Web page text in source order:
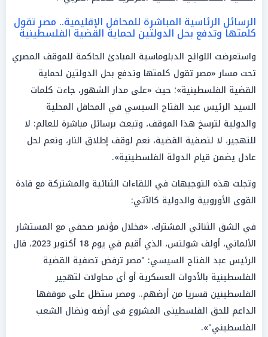
الرسائل الرئاسية المباشرة للمحافل الإقليمية.. مصر تقول
كلمتها وتدفع بحل الدولتين لحماية القضية الفلسطينية
واستعرضت اللوائح الدبلوماسية المبادئ الحاكمة للموقف المصري
تحت مسار «مصر تقول كلمتها وتدفع بحل الدولتين لحماية
القضية الفلسطينية»؛ حيث «على مدار الشهور، جاءت كلمات
السيد الرئيس عبد الفتاح السيسي في المحافل المحلية
والدولية لترسخ هذا الموقف، وتبعث برسائل مباشرة للعالم: لا
للتهجير، لا لتصفية القضية، نعم لوقف إطلاق النار، ونعم لحل
عادل يضمن قيام الدولة الفلسطينية».
وتجلت هذه التوجيهات في اللقاءات الثنائية والمشتركة مع قادة
القوى الأوروبية والدولية كالآتي:
في الشق الثنائي المشترك، «فخلال مؤتمر صحفي مع المستشار
الألماني، أولف شولتس، الذي أقيم في يوم 18 أكتوبر 2023، قال
الرئيس عبد الفتاح السيسي: "مصر ترفض تصفية القضية
الفلسطينية بالأدوات العسكرية أو أى محاولات لتهجير
الفلسطينين قسريا من أرضهم.. ومصر ستظل على موقفها
الداعم للحق الفلسطينى المشروع فى أرضه ونضال الشعب
الفلسطيني"».